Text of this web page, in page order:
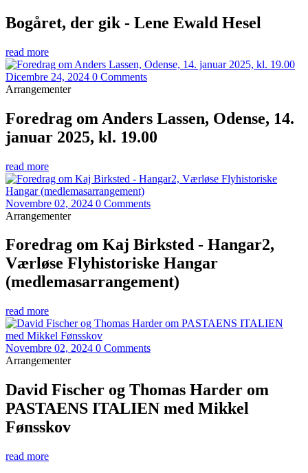
Bogåret, der gik - Lene Ewald Hesel
read more
Dicembre 24, 2024 0 Comments
Arrangementer
Foredrag om Anders Lassen, Odense, 14.
januar 2025, kl. 19.00
read more
Novembre 02, 2024 0 Comments
Arrangementer
Foredrag om Kaj Birksted - Hangar2,
Værløse Flyhistoriske Hangar
(medlemasarrangement)
read more
Novembre 02, 2024 0 Comments
Arrangementer
David Fischer og Thomas Harder om
PASTAENS ITALIEN med Mikkel
Fønsskov
read more